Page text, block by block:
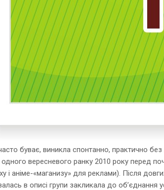
буває, виникла спонтанно, практично
вересневого ранку 2010 року перед
і аніме-«маганизу» для реклами). Після
в описі групи закликала до